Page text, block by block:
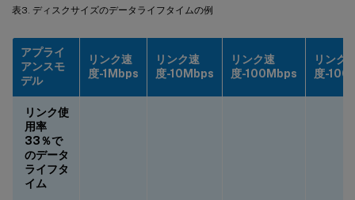
表3. ディスクサイズのデータライフタイムの例
アプライ
アンスモ
デル
リンク速
度-1Mbps
リンク速
度-10Mbps
リンク速
度-100Mbps
リンク
度-
リンク使
用率
33％で
のデータ
ライフタ
イム